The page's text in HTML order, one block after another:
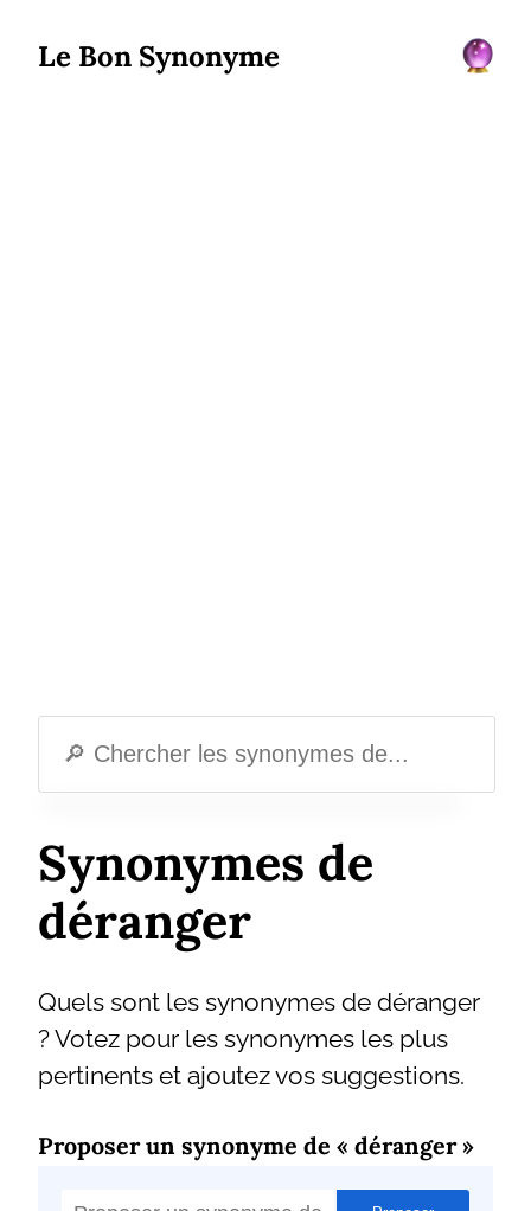
Le Bon Synonyme
Synonymes de
déranger
Quels sont les synonymes de déranger
? Votez pour les synonymes les plus
pertinents et ajoutez vos suggestions.
Proposer un synonyme de « déranger »